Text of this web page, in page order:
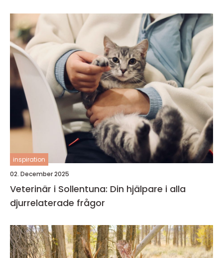
inspiration
02. December 2025
Veterinär i Sollentuna: Din hjälpare i alla
djurrelaterade frågor